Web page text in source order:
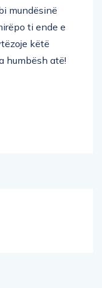
mundësinë
ti ende e
këtë
humbësh atë!